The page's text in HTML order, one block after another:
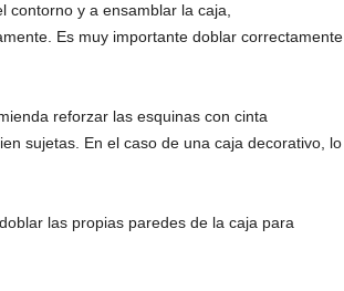
y a ensamblar la caja,
Es muy importante doblar correctamente
reforzar las esquinas con cinta
sujetas. En el caso de una caja decorativo, lo
las propias paredes de la caja para